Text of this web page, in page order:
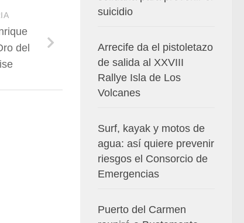
del
suicidio
Arrecife da el pistoletazo
de salida al XXVIII
Rallye Isla de Los
Volcanes
Surf, kayak y motos de
agua: así quiere prevenir
riesgos el Consorcio de
Emergencias
Puerto del Carmen